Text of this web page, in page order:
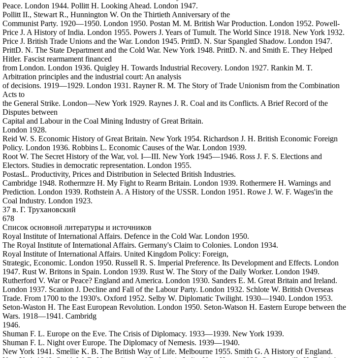
Peace. London 1944. Pollitt H. Looking Ahead. London 1947.
Pollitt II., Stewart R., Hunnington W. On the Thirtieth Anniversary of the
Communist Party. 1920—1950. London 1950. Postan M. M. British War Production. London 1952. Powell-
Price J. A History of India. London 1955. Powers J. Years of Tumult. The World Since 1918. New York 1932.
Price J. British Trade Unions and the War. London 1945. PrittD. N. Star Spangled Shadow. London 1947.
PrittD. N. The State Department and the Cold War. New York 1948. PrittD. N. and Smith E. They Helped
Hitler. Fascist rearmament financed
from London. London 1936. Quigley H. Towards Industrial Recovery. London 1927. Rankin M. T.
Arbitration principles and the industrial court: An analysis
of decisions. 1919—1929. London 1931. Rayner R. M. The Story of Trade Unionism from the Combination
Acts to
the General Strike. London—New York 1929. Raynes J. R. Coal and its Conflicts. A Brief Record of the
Disputes between
Capital and Labour in the Coal Mining Industry of Great Britain.
London 1928.
Reid W. S. Economic History of Great Britain. New York 1954. Richardson J. H. British Economic Foreign
Policy. London 1936. Robbins L. Economic Causes of the War. London 1939.
Root W. The Secret History of the War, vol. I—III. New York 1945—1946. Ross J. F. S. Elections and
Electors. Studies in democratic representation. London 1955.
PostasL. Productivity, Prices and Distribution in Selected British Industries.
Cambridge 1948. Rothermzre H. My Fight to Rearm Britain. London 1939. Rothermere H. Warnings and
Prediction. London 1939. Rothstein A. A History of the USSR. London 1951. Rowe J. W. F. Wages'in the
Coal Industry. London 1923.
37 в. Г. Трухановский
678
Список основной литературы и источников
Royal Institute of International Affairs. Defence in the Cold War. London 1950.
The Royal Institute of International Affairs. Germany's Claim to Colonies. London 1934.
Royal Institute of International Affairs. United Kingdom Policy: Foreign,
Strategic, Economic. London 1950. Russell R. S. Imperial Preference. Its Development and Effects. London
1947. Rust W. Britons in Spain. London 1939. Rust W. The Story of the Daily Worker. London 1949.
Rutherford V. War or Peace? England and America. London 1930. Sanders E. M. Great Britain and Ireland.
London 1937. Scanion J. Decline and Fall of the Labour Party. London 1932. Schlote W. British Overseas
Trade. From 1700 to the 1930's. Oxford 1952. Selby W. Diplomatic Twilight. 1930—1940. London 1953.
Seton-Waston H. The East European Revolution. London 1950. Seton-Watson H. Eastern Europe between the
Wars. 1918—1941. Cambridg
1946.
Shuman F. L. Europe on the Eve. The Crisis of Diplomacy. 1933—1939. New York 1939.
Shuman F. L. Night over Europe. The Diplomacy of Nemesis. 1939—1940.
New York 1941. Smellie K. B. The British Way of Life. Melbourne 1955. Smith G. A History of England.